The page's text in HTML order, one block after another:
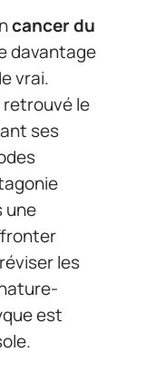
cancer du
davantage
vrai.
le
ses
une
les
est